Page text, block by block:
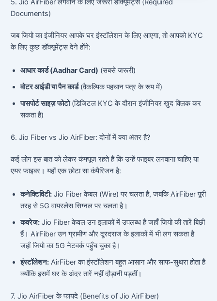
Documents)
जब जियो का इंजीनियर आपके घर इंस्टॉलेशन के लिए आएगा, तो आपको KYC
के लिए कुछ डॉक्यूमेंट्स देने होंगे:
आधार कार्ड (Aadhar Card) (सबसे जरूरी)
वोटर आईडी या पैन कार्ड(वैकल्पिक पहचान पत्र के रूप में)
पासपोर्ट साइज़ फोटो(डिजिटल KYC के दौरान इंजीनियर खुद क्लिक कर
सकता है)
6. Jio Fiber vs Jio AirFiber: दोनों में क्या अंतर है?
कई लोग इस बात को लेकर कंफ्यूज रहते हैं कि उन्हें फाइबर लगवाना चाहिए या
एयर फाइबर। यहाँ एक छोटा सा कंपैरिजन है:
कनेक्टिविटी: Jio Fiber केबल (Wire) पर चलता है, जबकि AirFiber पूरी
तरह से 5G वायरलेस सिग्नल पर चलता है।
कवरेज: Jio Fiber केवल उन इलाकों में उपलब्ध है जहाँ जियो की तारें बिछी
हैं। AirFiber उन ग्रामीण और दूरदराज के इलाकों में भी लग सकता है
जहाँ जियो का 5G नेटवर्क पहुँच चुका है।
इंस्टॉलेशन: AirFiber का इंस्टॉलेशन बहुत आसान और साफ-सुथरा होता है
क्योंकि इसमें घर के अंदर तारें नहीं दौड़ानी पड़तीं।
7. Jio AirFiber के फायदे (Benefits of Jio AirFiber)